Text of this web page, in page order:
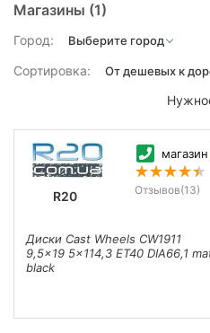
Магазины (1)
Город:
Сортировка:
R20
магазин
Отзывов(13)
Диски Cast Wheels CW1911
9,5x19 5x114,3 ET40 DIA66,1
black